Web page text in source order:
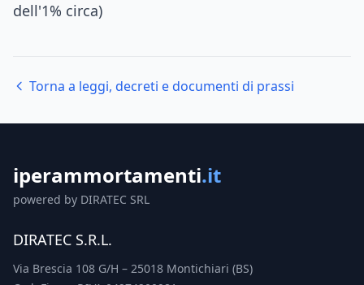
dell'1% circa)
Torna a leggi, decreti e documenti di prassi
iperammortamenti.it
powered by DIRATEC SRL
DIRATEC S.R.L.
Via Brescia 108 G/H – 25018 Montichiari (BS)